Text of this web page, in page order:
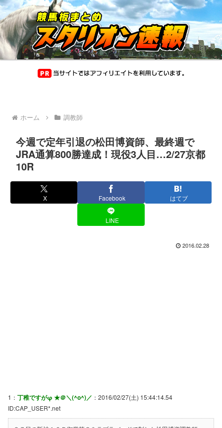
ホーム 調教師
今週で定年引退の松田博資師、最終週で
JRA通算800勝達成！現役3人目…2/27京都
10R
X Facebook はてブ
LINE
2016.02.28
1： 丁稚ですがφ ★＠＼(^o^)／ ：2016/02/27(土) 15:44:14.54
ID:CAP_USER*.net